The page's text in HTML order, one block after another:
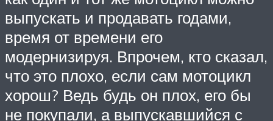
выпускать и продавать годами,
время от времени его
модернизируя. Впрочем, кто сказал,
что это плохо, если сам мотоцикл
хорош? Ведь будь он плох, его бы
не покупали, а выпускавшийся с